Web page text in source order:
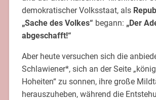
demokratischer Volksstaat, als
„Sache des Volkes“ begann: „Der
abgeschafft!“
Aber heute versuchen sich die
Schlawiener*, sich an der Seite
Hoheiten“ zu sonnen, ihre große
herauszuheben, während die